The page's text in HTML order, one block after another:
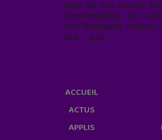
page de nos emails.
d'informations sur
confidentialité,
site web
ACCUEIL
ACTUS
APPLIS